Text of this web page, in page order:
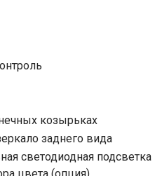
козырьках
заднего вида
светодиодная подсветка